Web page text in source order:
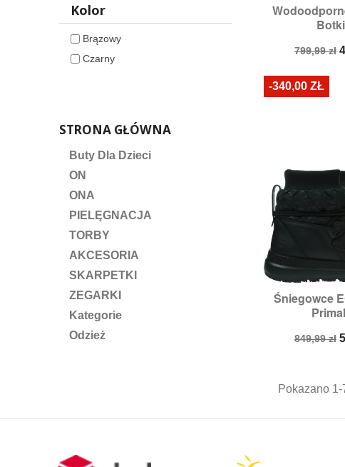
Kolor
Brązowy
Czarny
STRONA GŁÓWNA
Buty Dla Dzieci
ON
ONA
PIELĘGNACJA
TORBY
AKCESORIA
SKARPETKI
ZEGARKI
Kategorie
Odzież
Cena
799,99 zł

Rozmiary:
Śniegowce
Cena
849,99 zł

-340,00 ZŁ
Pokazano